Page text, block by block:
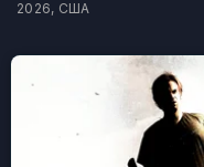
2026, США